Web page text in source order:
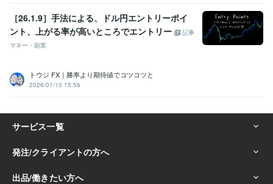
［26.1.9］手法による、ドル円エントリーポイ
ント、上がる率が高いところでエントリー
記事
マネー・副業
トウジ FX｜勝率より期待値でコツコツと
2026/01/10 15:56